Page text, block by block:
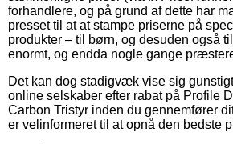
forhandlere, og på grund af dette har
presset til at at stampe priserne på
produkter – til børn, og desuden også
enormt, og endda nogle gange
Det kan dog stadigvæk vise sig
online selskaber efter rabat på Profile
Carbon Tristyr inden du gennemfører
er velinformeret til at opnå den bedste